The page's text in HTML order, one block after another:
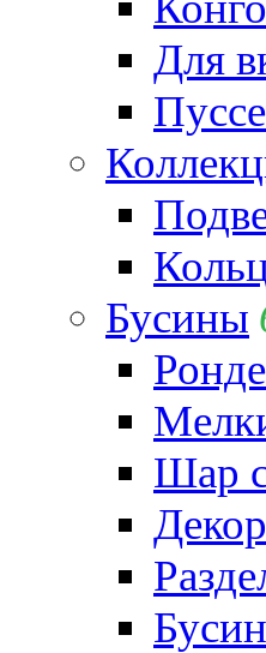
Для
Бусины
Шар